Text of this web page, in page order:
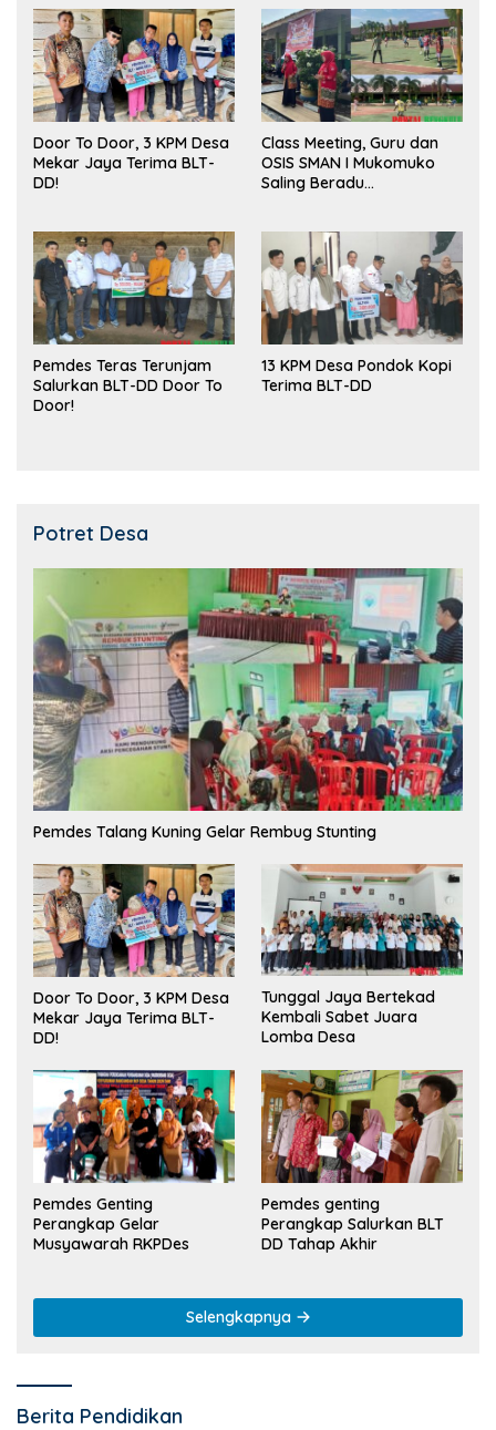
Door To Door, 3 KPM Desa
Mekar Jaya Terima BLT-
DD!
Class Meeting, Guru dan
OSIS SMAN I Mukomuko
Saling Beradu
Pemdes Teras Terunjam
Salurkan BLT-DD Door To
Door!
13 KPM Desa Pondok Kopi
Terima BLT-DD
Potret Desa
Pemdes Talang Kuning Gelar Rembug Stunting
Door To Door, 3 KPM Desa
Mekar Jaya Terima BLT-
DD!
Tunggal Jaya Bertekad
Kembali Sabet Juara
Lomba Desa
Pemdes Genting
Perangkap Gelar
Musyawarah RKPDes
Pemdes genting
Perangkap Salurkan BLT
DD Tahap Akhir
Selengkapnya
Berita Pendidikan